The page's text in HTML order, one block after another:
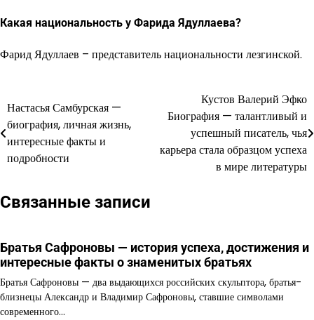
Какая национальность у Фарида Ядуллаева?
Фарид Ядуллаев – представитель национальности лезгинской.
Навигация
по
записям
Настасья Самбурская —
биография, личная жизнь,
интересные факты и
подробности
Кустов Валерий Эфко
Биография — талантливый и
успешный писатель, чья
карьера стала образцом успеха
в мире литературы
Связанные записи
Братья Сафроновы — история успеха, достижения и
интересные факты о знаменитых братьях
Братья Сафроновы — два выдающихся российских скульптора, братья-
близнецы Александр и Владимир Сафроновы, ставшие символами
современного…